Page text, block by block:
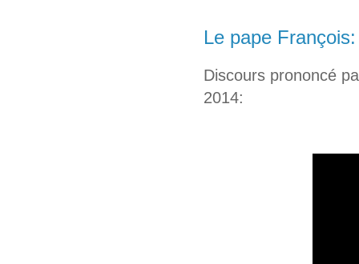
Le pape
Discours prononcé
2014: